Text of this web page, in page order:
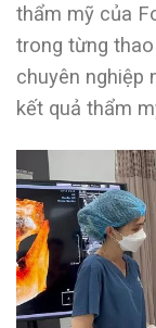
thẩm mỹ của
trong từng
chuyên nghiệp
kết quả thẩm